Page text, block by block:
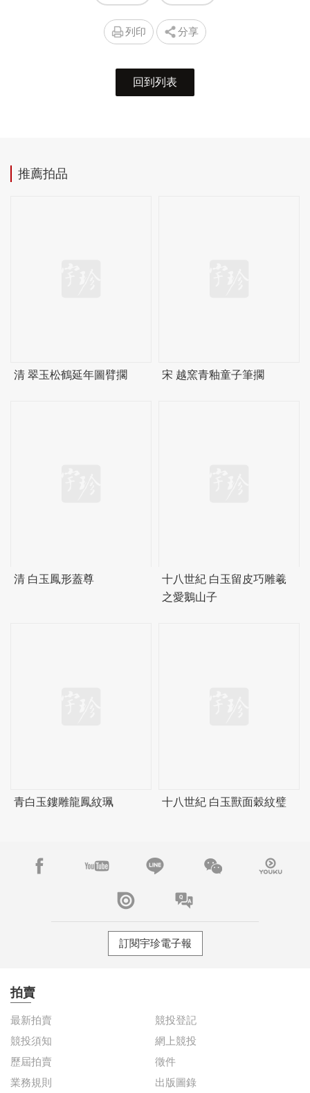
列印 分享
回到列表
推薦拍品
清 翠玉松鶴延年圖臂擱 宋 越窯青釉童子筆擱
清 白玉鳳形蓋尊
十八世紀 白玉留皮巧雕羲
之愛鵝山子
青白玉鏤雕龍鳳紋珮 十八世紀 白玉獸面穀紋璧
訂閱宇珍電子報
拍賣
最新拍賣
競投登記
競投須知
網上競投
歷屆拍賣
徵件
業務規則
出版圖錄